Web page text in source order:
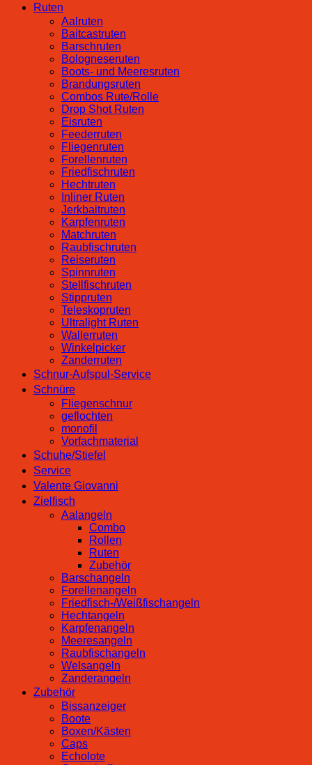
Ruten
Aalruten
Baitcastruten
Barschruten
Bologneseruten
Boots- und Meeresruten
Brandungsruten
Combos Rute/Rolle
Drop Shot Ruten
Eisruten
Feederruten
Fliegenruten
Forellenruten
Friedfischruten
Hechtruten
Inliner Ruten
Jerkbaitruten
Karpfenruten
Matchruten
Raubfischruten
Reiseruten
Spinnruten
Stellfischruten
Stippruten
Teleskopruten
Ultralight Ruten
Wallerruten
Winkelpicker
Zanderruten
Schnur-Aufspul-Service
Schnüre
Fliegenschnur
geflochten
monofil
Vorfachmaterial
Schuhe/Stiefel
Service
Valente Giovanni
Zielfisch
Aalangeln
Combo
Rollen
Ruten
Zubehör
Barschangeln
Forellenangeln
Friedfisch-/Weißfischangeln
Hechtangeln
Karpfenangeln
Meeresangeln
Raubfischangeln
Welsangeln
Zanderangeln
Zubehör
Bissanzeiger
Boote
Boxen/Kästen
Caps
Echolote